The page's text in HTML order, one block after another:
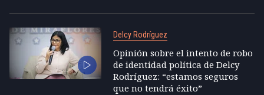
Delcy Rodríguez
Opinión sobre el intento de robo
de identidad política de Delcy
Rodríguez: “estamos seguros
que no tendrá éxito”